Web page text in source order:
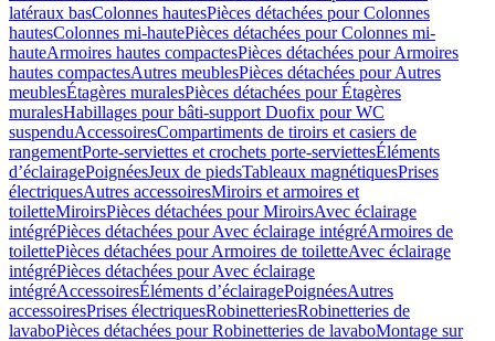
latéraux basColonnes hautesPièces détachées pour Colonnes
hautesColonnes mi-hautePièces détachées pour Colonnes mi-
hauteArmoires hautes compactesPièces détachées pour Armoires
hautes compactesAutres meublesPièces détachées pour Autres
meublesÉtagères muralesPièces détachées pour Étagères
muralesHabillages pour bâti-support Duofix pour WC
suspenduAccessoiresCompartiments de tiroirs et casiers de
rangementPorte-serviettes et crochets porte-serviettesÉléments
d’éclairagePoignéesJeux de piedsTableaux magnétiquesPrises
électriquesAutres accessoiresMiroirs et armoires et
toiletteMiroirsPièces détachées pour MiroirsAvec éclairage
intégréPièces détachées pour Avec éclairage intégréArmoires de
toilettePièces détachées pour Armoires de toiletteAvec éclairage
intégréPièces détachées pour Avec éclairage
intégréAccessoiresÉléments d’éclairagePoignéesAutres
accessoiresPrises électriquesRobinetteriesRobinetteries de
lavaboPièces détachées pour Robinetteries de lavaboMontage sur